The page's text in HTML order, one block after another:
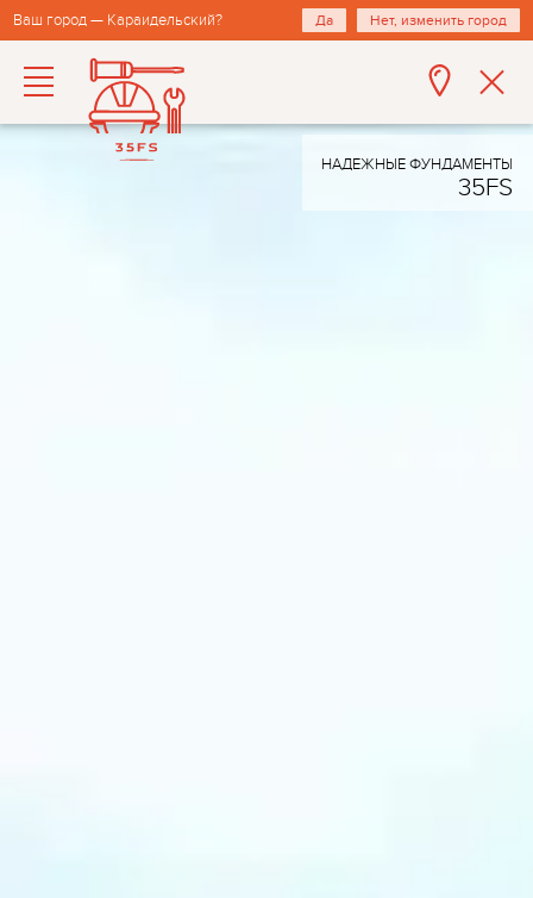
Ваш город — Караидельский? Да Нет, изменить город
НАДЕЖНЫЕ ФУНДАМЕНТЫ
35FS